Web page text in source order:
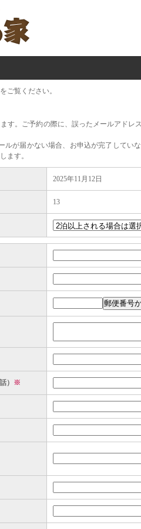
をご覧ください。
す。ご予約の際に、誤ったメールアドレ
ルが届かない場合、お申込が完了してい
ます。
2025年11月12日
13
） ※